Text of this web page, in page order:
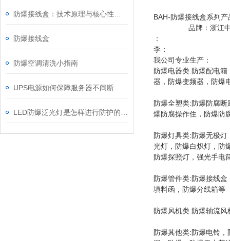
防爆接线盒
防爆空调清洗小指南
BAH-防爆接线盒系列
品牌：浙江中沈
：
李：
我公司专业生产：
防爆电器类:防爆配电
器，防爆变频器，防爆
防爆全塑类:防爆防腐
爆防腐操作住，防爆防
防爆灯具类:防爆无极
光灯，防爆白炽灯，防
防爆探照灯，强光手电
防爆管件类:防爆接线
填料函，防爆分线箱等
防爆风机类:防爆轴流
防爆其他类:防爆电铃